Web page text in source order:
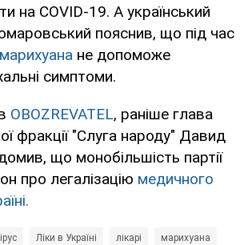
на COVID-19. А український
пояснив, що під час
не допоможе
симптоми.
OBOZREVATEL, раніше глава
фракції "Слуга народу" Давид
що монобільшість партії
про легалізацію медичного
Ліки в Україні лікарі марихуана